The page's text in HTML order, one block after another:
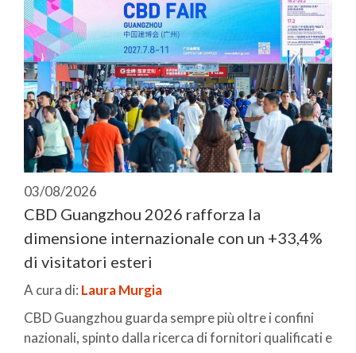
03/08/2026
CBD Guangzhou 2026 rafforza la
dimensione internazionale con un +33,4%
di visitatori esteri
A cura di: Laura Murgia
CBD Guangzhou guarda sempre più oltre i confini
nazionali, spinto dalla ricerca di fornitori qualificati e